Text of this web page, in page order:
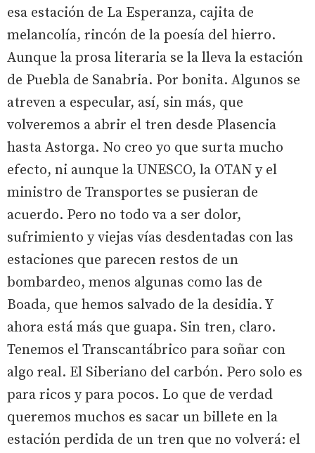
esa estación de La Esperanza, cajita de
melancolía, rincón de la poesía del hierro.
Aunque la prosa literaria se la lleva la estación
de Puebla de Sanabria. Por bonita. Algunos se
atreven a especular, así, sin más, que
volveremos a abrir el tren desde Plasencia
hasta Astorga. No creo yo que surta mucho
efecto, ni aunque la UNESCO, la OTAN y el
ministro de Transportes se pusieran de
acuerdo. Pero no todo va a ser dolor,
sufrimiento y viejas vías desdentadas con las
estaciones que parecen restos de un
bombardeo, menos algunas como las de
Boada, que hemos salvado de la desidia. Y
ahora está más que guapa. Sin tren, claro.
Tenemos el Transcantábrico para soñar con
algo real. El Siberiano del carbón. Pero solo es
para ricos y para pocos. Lo que de verdad
queremos muchos es sacar un billete en la
estación perdida de un tren que no volverá: el